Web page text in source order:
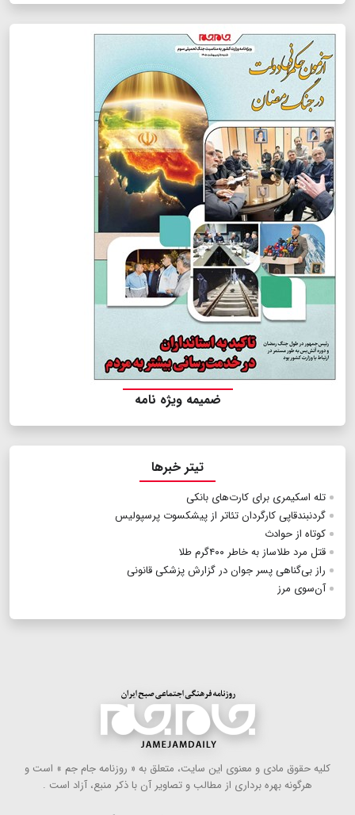
ضمیمه ویژه نامه
تیتر خبرها
تله اسکیمری برای کارت‌های بانکی
گردنبندقاپی کارگردان تئاتر از پیشکسوت پرسپولیس
کوتاه از حوادث
قتل مرد طلاساز به خاطر ۴۰۰گرم طلا
راز بی‌گناهی پسر جوان در گزارش پزشکی قانونی
آن‌سوی مرز
كلیه حقوق مادی و معنوی این سایت، متعلق به « روزنامه جام جم » است و
هرگونه بهره ‌برداری از مطالب و تصاویر آن با ذكر منبع، آزاد است .